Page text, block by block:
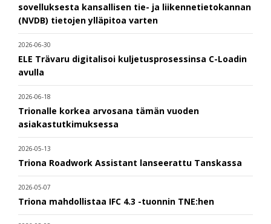
sovelluksesta kansallisen tie- ja liikennetietokannan
(NVDB) tietojen ylläpitoa varten
2026-06-30
ELE Trävaru digitalisoi kuljetusprosessinsa C-Loadin
avulla
2026-06-18
Trionalle korkea arvosana tämän vuoden
asiakastutkimuksessa
2026-05-13
Triona Roadwork Assistant lanseerattu Tanskassa
2026-05-07
Triona mahdollistaa IFC 4.3 -tuonnin TNE:hen